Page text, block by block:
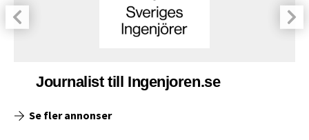
Journalist till Ingenjoren.se
Se fler annonser